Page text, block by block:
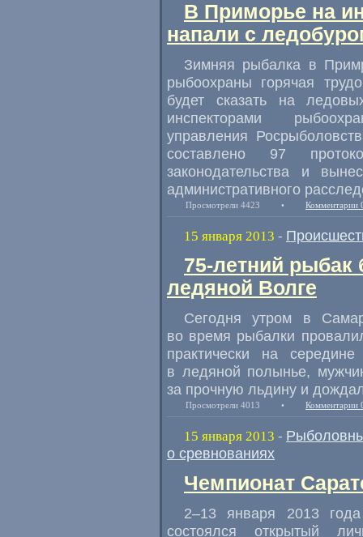
В Приморье на
напали с
Зимняя рыбалка в
рыбоохраны горячая
будет сказать на
инспекторами
управления
составлено 97
законодательства и
административного
Просмотрели 4423 • Комментарии
15 января 2013 -
75-летний рыбак
ледяной Волге
Сегодня утром в
во время рыбалки
практически на
в ледяной полынье,
за прочную льдину и
Просмотрели 4013 • Комментарии
15 января 2013 -
о сревнованиях
Чемпионат
2–13 января 2013
состоялся открытый